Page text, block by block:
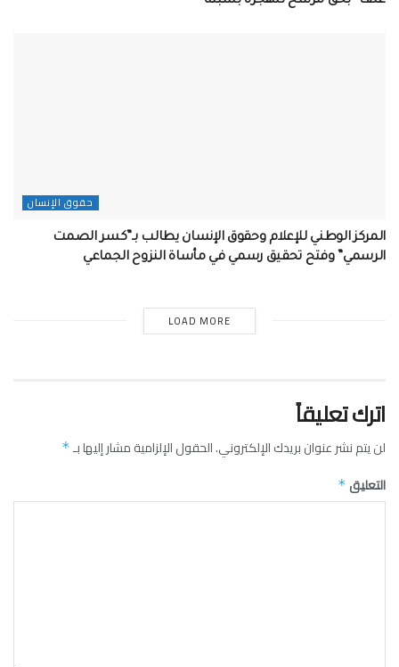
حقوق الإنسان
المركز الوطني للإعلام وحقوق الإنسان يطالب بـ”كسر الصمت
الرسمي” وفتح تحقيق رسمي في مأساة النزوح الجماعي
LOAD MORE
اترك تعليقاً
لن يتم نشر عنوان بريدك الإلكتروني.الحقول الإلزامية مشار إليها بـ*
التعليق *